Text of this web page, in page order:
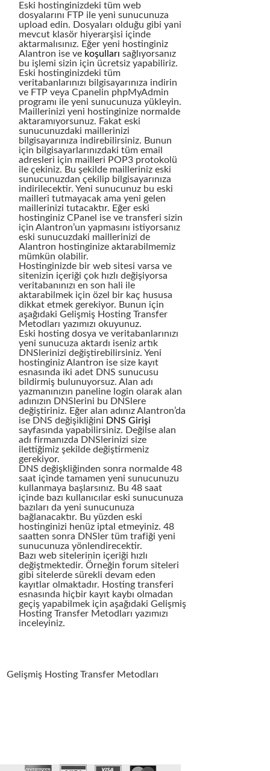
Eski hostinginizdeki tüm web
dosyalarını FTP ile yeni sunucunuza
upload edin. Dosyaları olduğu gibi yani
mevcut klasör hiyerarşisi içinde
aktarmalısınız. Eğer yeni hostinginiz
Alantron ise ve koşullarısağlıyorsanız
bu işlemi sizin için ücretsiz yapabiliriz.
Eski hostinginizdeki tüm
veritabanlarınızı bilgisayarınıza indirin
ve FTP veya Cpanelin phpMyAdmin
programı ile yeni sunucunuza yükleyin.
Maillerinizi yeni hostinginize normalde
aktaramıyorsunuz. Fakat eski
sunucunuzdaki maillerinizi
bilgisayarınıza indirebilirsiniz. Bunun
için bilgisayarlarınızdaki tüm email
adresleri için mailleri POP3 protokolü
ile çekiniz. Bu şekilde mailleriniz eski
sunucunuzdan çekilip bilgisayarınıza
indirilecektir. Yeni sunucunuz bu eski
mailleri tutmayacak ama yeni gelen
maillerinizi tutacaktır. Eğer eski
hostinginiz CPanel ise ve transferi sizin
için Alantron’un yapmasını istiyorsanız
eski sunucuzdaki maillerinizi de
Alantron hostinginize aktarabilmemiz
mümkün olabilir.
Hostinginizde bir web sitesi varsa ve
sitenizin içeriği çok hızlı değişiyorsa
veritabanınızı en son hali ile
aktarabilmek için özel bir kaç hususa
dikkat etmek gerekiyor. Bunun için
aşağıdaki Gelişmiş Hosting Transfer
Metodları yazımızı okuyunuz.
Eski hosting dosya ve veritabanlarınızı
yeni sunucuza aktardı iseniz artık
DNSlerinizi değiştirebilirsiniz. Yeni
hostinginiz Alantron ise size kayıt
esnasında iki adet DNS sunucusu
bildirmiş bulunuyorsuz. Alan adı
yazmanınızın paneline login olarak alan
adınızın DNSlerini bu DNSlere
değiştiriniz. Eğer alan adınız Alantron’da
ise DNS değişikliğini DNS Girişi
sayfasında yapabilirsiniz. Değilse alan
adı firmanızda DNSlerinizi size
ilettiğimiz şekilde değiştirmeniz
gerekiyor.
DNS değişkliğinden sonra normalde 48
saat içinde tamamen yeni sunucunuzu
kullanmaya başlarsınız. Bu 48 saat
içinde bazı kullanıcılar eski sunucunuza
bazıları da yeni sunucunuza
bağlanacaktır. Bu yüzden eski
hostinginizi henüz iptal etmeyiniz. 48
saatten sonra DNSler tüm trafiği yeni
sunucunuza yönlendirecektir.
Bazı web sitelerinin içeriği hızlı
değiştmektedir. Örneğin forum siteleri
gibi sitelerde sürekli devam eden
kayıtlar olmaktadır. Hosting transferi
esnasında hiçbir kayıt kaybı olmadan
geçiş yapabilmek için aşağıdaki Gelişmiş
Hosting Transfer Metodları yazımızı
inceleyiniz.
Gelişmiş Hosting Transfer Metodları